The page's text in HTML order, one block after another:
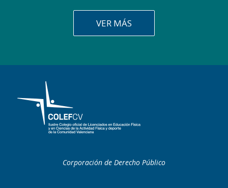
VER MÁS
Corporación de Derecho Público